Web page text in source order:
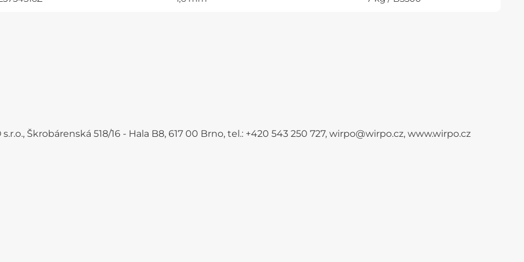
s.r.o., Škrobárenská 518/16 - Hala B8, 617 00 Brno, tel.: +420 543 250 727, wirpo@wirpo.cz, www.wirpo.cz